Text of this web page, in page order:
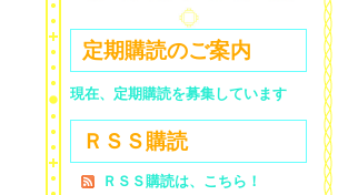
定期購読のご案内
現在、定期購読を募集しています
ＲＳＳ購読
ＲＳＳ購読は、こちら！